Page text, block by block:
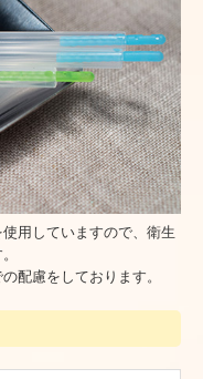
用していますので、衛生
配慮をしております。